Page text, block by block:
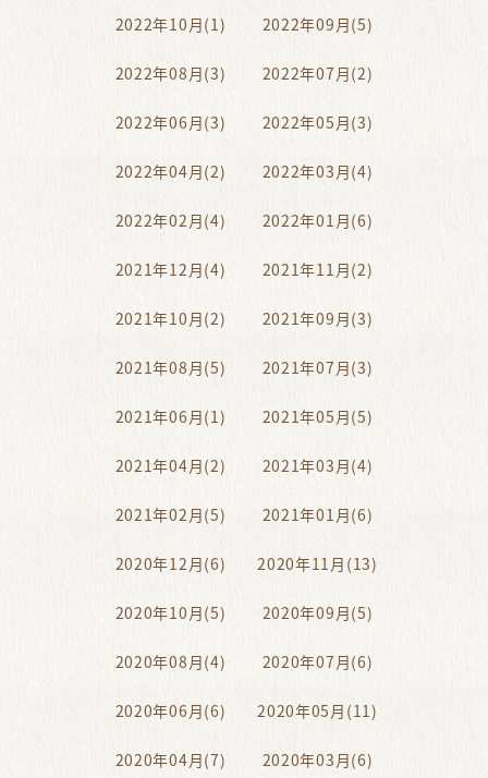
2022年10月(1) 2022年09月(5)
2022年08月(3) 2022年07月(2)
2022年06月(3) 2022年05月(3)
2022年04月(2) 2022年03月(4)
2022年02月(4) 2022年01月(6)
2021年12月(4) 2021年11月(2)
2021年10月(2) 2021年09月(3)
2021年08月(5) 2021年07月(3)
2021年06月(1) 2021年05月(5)
2021年04月(2) 2021年03月(4)
2021年02月(5) 2021年01月(6)
2020年12月(6) 2020年11月(13)
2020年10月(5) 2020年09月(5)
2020年08月(4) 2020年07月(6)
2020年06月(6) 2020年05月(11)
2020年04月(7) 2020年03月(6)